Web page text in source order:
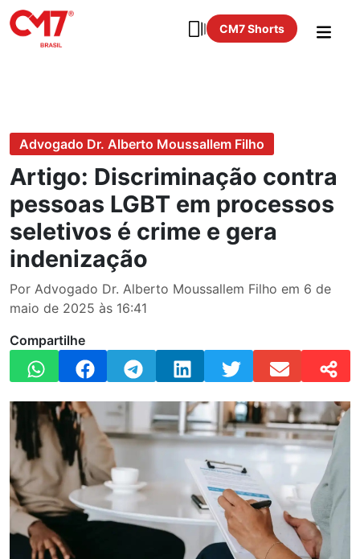
CM7 Shorts
Advogado Dr. Alberto Moussallem Filho
Artigo: Discriminação contra
pessoas LGBT em processos
seletivos é crime e gera
indenização
Por Advogado Dr. Alberto Moussallem Filho em 6 de
maio de 2025 às 16:41
Compartilhe